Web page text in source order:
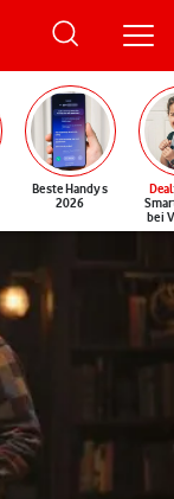
Beste Handys
2026
Deal
bei